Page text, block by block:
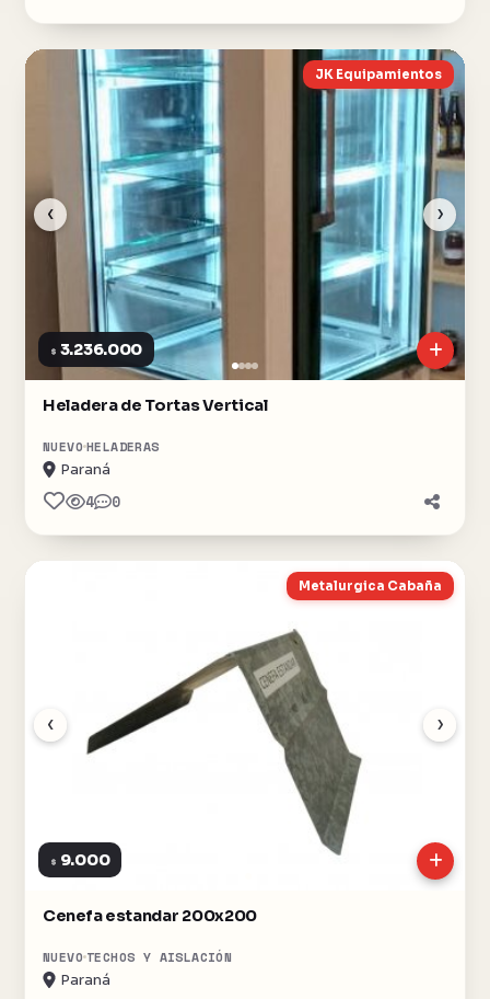
‹ ›
JK Equipamientos
$ 3.236.000
Heladera de Tortas Vertical
NUEVO HELADERAS
Paraná
4 0
‹ ›
Metalurgica Cabaña
$ 9.000
Cenefa estandar 200x200
NUEVO TECHOS Y AISLACIÓN
Paraná